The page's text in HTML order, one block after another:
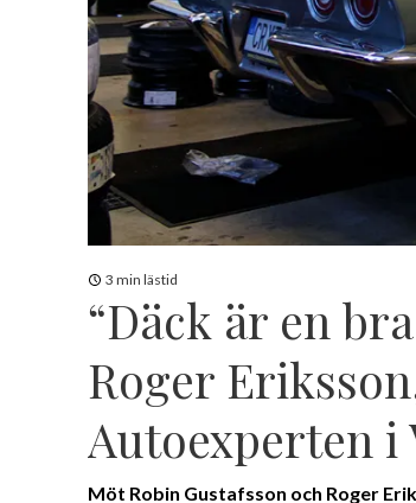
3 min lästid
“Däck är en
Roger
Autoexperten i
Möt Robin Gustafsson och Roger